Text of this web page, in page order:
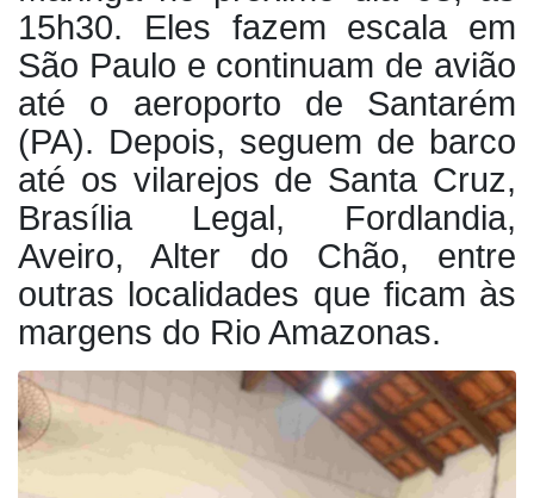
15h30. Eles fazem escala em
São Paulo e continuam de avião
até o aeroporto de Santarém
(PA). Depois, seguem de barco
até os vilarejos de Santa Cruz,
Brasília Legal, Fordlandia,
Aveiro, Alter do Chão, entre
outras localidades que ficam às
margens do Rio Amazonas.